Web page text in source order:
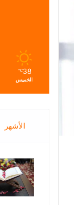
38
℃
الخميس
الأشهر